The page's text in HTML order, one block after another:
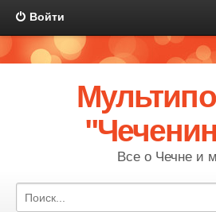
Войти
Все о Чечне и